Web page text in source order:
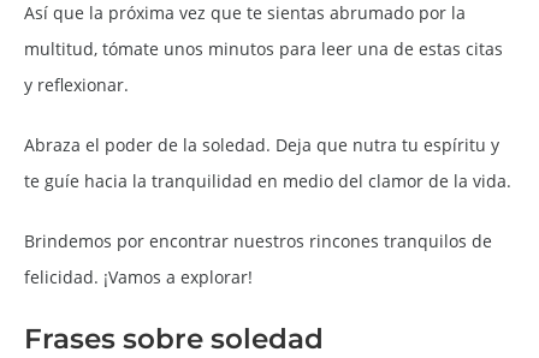
Así que la próxima vez que te sientas abrumado por la
multitud, tómate unos minutos para leer una de estas citas
y reflexionar.
Abraza el poder de la soledad. Deja que nutra tu espíritu y
te guíe hacia la tranquilidad en medio del clamor de la vida.
Brindemos por encontrar nuestros rincones tranquilos de
felicidad. ¡Vamos a explorar!
Frases sobre soledad